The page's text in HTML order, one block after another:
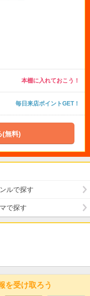
本棚に入れておこう！
毎日来店ポイントGET！
(無料)
ルで探す
で探す
を受け取ろう